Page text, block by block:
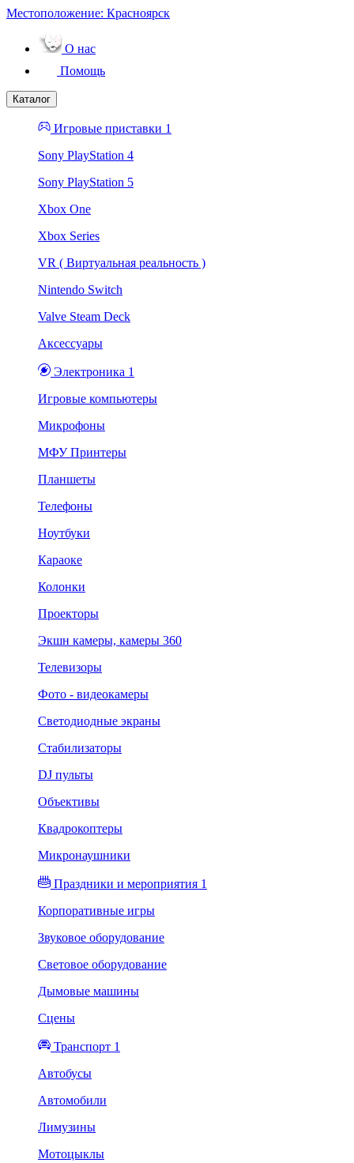
Местоположение: Красноярск
О нас
Помощь
Каталог
Игровые приставки 1
Sony PlayStation 4
Sony PlayStation 5
Xbox One
Xbox Series
VR ( Виртуальная реальность )
Nintendo Switch
Valve Steam Deck
Аксессуары
Электроника 1
Игровые компьютеры
Микрофоны
МФУ Принтеры
Планшеты
Телефоны
Ноутбуки
Караоке
Колонки
Проекторы
Экшн камеры, камеры 360
Телевизоры
Фото - видеокамеры
Светодиодные экраны
Стабилизаторы
DJ пульты
Объективы
Квадрокоптеры
Микронаушники
Праздники и мероприятия 1
Корпоративные игры
Звуковое оборудование
Световое оборудование
Дымовые машины
Сцены
Транспорт 1
Автобусы
Автомобили
Лимузины
Мотоцыклы